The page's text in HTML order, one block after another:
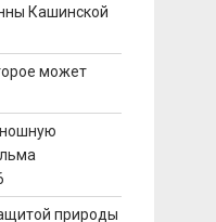
Кашинской
может
природы